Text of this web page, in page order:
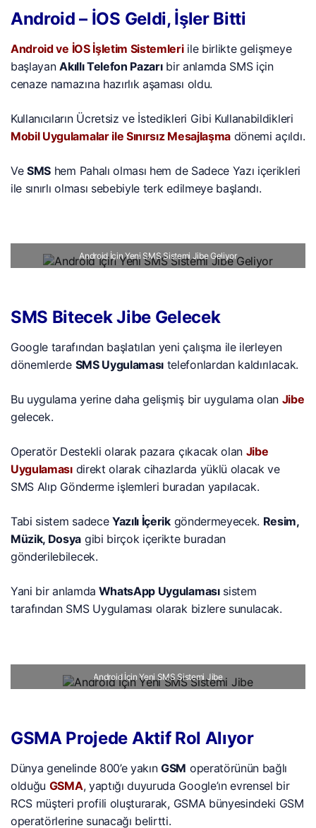
Android – İOS Geldi, İşler Bitti
Android ve İOS İşletim Sistemleriile birlikte gelişmeye
başlayanAkıllı Telefon Pazarıbir anlamda SMS için
cenaze namazına hazırlık aşaması oldu.
Kullanıcıların Ücretsiz ve İstedikleri Gibi Kullanabildikleri
Mobil Uygulamalar ile Sınırsız Mesajlaşmadönemi açıldı.
VeSMS hem Pahalı olması hem de Sadece Yazı içerikleri
ile sınırlı olması sebebiyle terk edilmeye başlandı.
Android İçin Yeni SMS Sistemi Jibe Geliyor
SMS Bitecek Jibe Gelecek
Google tarafından başlatılan yeni çalışma ile ilerleyen
dönemlerde SMS Uygulaması telefonlardan kaldırılacak.
Bu uygulama yerine daha gelişmiş bir uygulama olan Jibe
gelecek.
Operatör Destekli olarak pazara çıkacak olan Jibe
Uygulamasıdirekt olarak cihazlarda yüklü olacak ve
SMS Alıp Gönderme işlemleri buradan yapılacak.
Tabi sistem sadece Yazılı İçerikgöndermeyecek. Resim,
Müzik, Dosya gibi birçok içerikte buradan
gönderilebilecek.
Yani bir anlamda WhatsApp Uygulamasısistem
tarafından SMS Uygulaması olarak bizlere sunulacak.
Android İçin Yeni SMS Sistemi Jibe
GSMA Projede Aktif Rol Alıyor
Dünya genelinde 800’e yakınGSM operatörünün bağlı
olduğu GSMA, yaptığı duyuruda Google’ın evrensel bir
RCS müşteri profili oluşturarak, GSMA bünyesindeki GSM
operatörlerine sunacağı belirtti.